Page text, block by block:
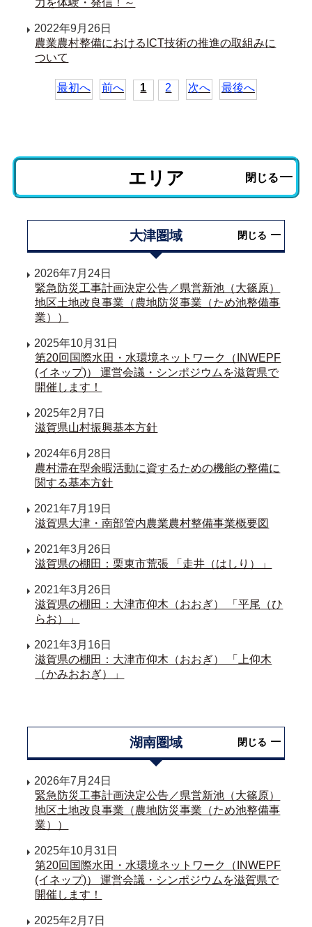
2022年9月26日
農業農村整備におけるICT技術の推進の取組みに
ついて
最初へ 前へ 1 2 次へ 最後へ
エリア 閉じる
大津圏域 閉じる
2026年7月24日
緊急防災工事計画決定公告／県営新池（大篠原）
地区土地改良事業（農地防災事業（ため池整備事
業））
2025年10月31日
第20回国際水田・水環境ネットワーク（INWEPF
(イネップ)） 運営会議・シンポジウムを滋賀県で
開催します！
2025年2月7日
滋賀県山村振興基本方針
2024年6月28日
農村滞在型余暇活動に資するための機能の整備に
関する基本方針
2021年7月19日
滋賀県大津・南部管内農業農村整備事業概要図
2021年3月26日
滋賀県の棚田：栗東市荒張 「走井（はしり）」
2021年3月26日
滋賀県の棚田：大津市仰木（おおぎ） 「平尾（ひ
らお）」
2021年3月16日
滋賀県の棚田：大津市仰木（おおぎ） 「上仰木
（かみおおぎ）」
湖南圏域 閉じる
2026年7月24日
緊急防災工事計画決定公告／県営新池（大篠原）
地区土地改良事業（農地防災事業（ため池整備事
業））
2025年10月31日
第20回国際水田・水環境ネットワーク（INWEPF
(イネップ)） 運営会議・シンポジウムを滋賀県で
開催します！
2025年2月7日